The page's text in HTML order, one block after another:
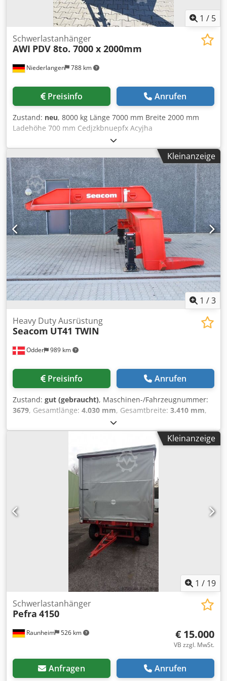
1 / 5
Niederlangen 788 km
Schwerlastanhänger
AWI PDV 8to. 7000 x 2000mm
Preisinfo Anrufen
Zustand: neu, 8000 kg Länge 7000 mm Breite 2000 mm
Ladehöhe 700 mm Cedjzkbnuepfx Acyjha
Schwerlastanhänger - Industrieanhänger - Lieferbar sofort
ab Lager
Kleinanzeige
1 /3
Odder 989 km
Heavy Duty Ausrüstung
Seacom UT41 TWIN
Preisinfo Anrufen
Zustand: gut (gebraucht), Maschinen-/Fahrzeugnummer:
3679, Gesamtlänge: 4.030 mm, Gesamtbreite: 3.410 mm,
, Betriebsgewicht:
kg, Seacom UT41 TWIN from Uniktruck Chsdpfx Aezqvk
Kleinanzeige
1 / 19
Raunheim 526 km
Schwerlastanhänger
Pefra 4150
€ 15.000
VB zzgl. MwSt.
Anfragen Anrufen